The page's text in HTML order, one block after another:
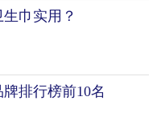
巾实用？
排行榜前10名